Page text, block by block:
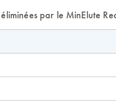
par le MinElute